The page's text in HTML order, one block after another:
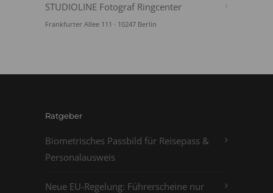
STUDIOLINE Fotograf Ringcenter
Frankfurter Allee 111 · 10247 Berlin
Ratgeber
Biometrisches Passbild für Reisepass &
Personalausweis
Neue EU-Regelung: Führerscheine nur